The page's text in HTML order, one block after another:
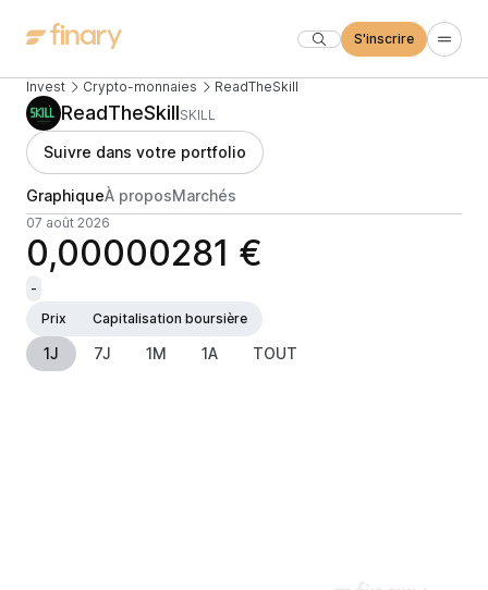
S'inscrire
Invest Crypto-monnaies ReadTheSkill
ReadTheSkillSKILL
Suivre dans votre portfolio
GraphiqueÀ proposMarchés
07 août 2026
0,00000281 €
-
Prix
Capitalisation boursière
1J 7J 1M 1A TOUT